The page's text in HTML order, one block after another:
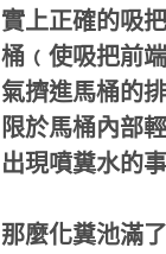
實上正確的吸
桶﹙使吸把前
氣擠進馬桶的
限於馬桶內部
出現噴糞水的
那麼化糞池滿